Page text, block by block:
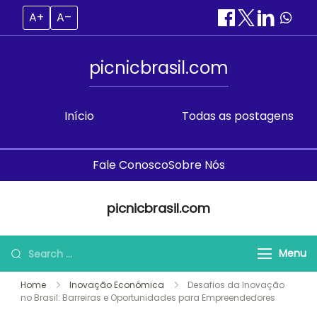
A+ A–
Início
picnicbrasil.com
Todas as postagens
Fale ConoscoSobre Nós
picnicbrasil.com
Search
for:
Menu
Home Inovação Econômica
Desafios da Inovação
no Brasil: Barreiras e Oportunidades para Empreendedores